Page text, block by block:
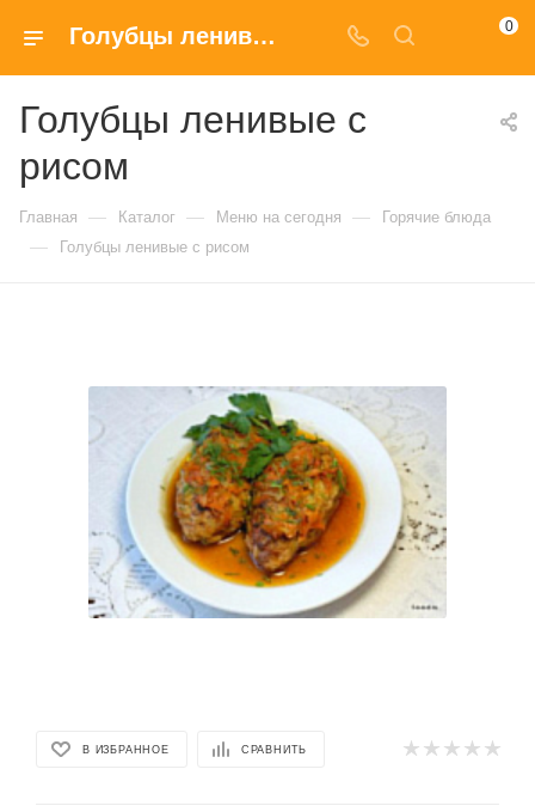
Голубцы ленивые с рисом купить в Москве по доступным ценам 0
Голубцы ленивые с
рисом
Главная — Каталог — Меню на сегодня — Горячие блюда
— Голубцы ленивые с рисом
В ИЗБРАННОЕ СРАВНИТЬ